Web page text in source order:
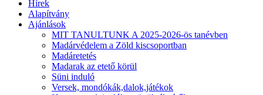
Hírek
Alapítvány
Ajánlások
MIT TANULTUNK A 2025-2026-ös tanévben
Madárvédelem a Zöld kiscsoportban
Madáretetés
Madarak az etető körül
Süni induló
Versek, mondókák,dalok,játékok